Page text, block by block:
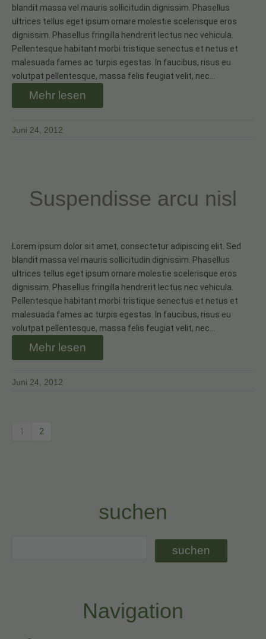
blandit massa vel mauris sollicitudin dignissim. Phasellus
ultrices tellus eget ipsum ornare molestie scelerisque eros
dignissim. Phasellus fringilla hendrerit lectus nec vehicula.
Pellentesque habitant morbi tristique senectus et netus et
malesuada fames ac turpis egestas. In faucibus, risus eu
volutpat pellentesque, massa felis feugiat velit, nec…
Mehr lesen
Juni 24, 2012
Suspendisse arcu nisl
Lorem ipsum dolor sit amet, consectetur adipiscing elit. Sed
blandit massa vel mauris sollicitudin dignissim. Phasellus
ultrices tellus eget ipsum ornare molestie scelerisque eros
dignissim. Phasellus fringilla hendrerit lectus nec vehicula.
Pellentesque habitant morbi tristique senectus et netus et
malesuada fames ac turpis egestas. In faucibus, risus eu
volutpat pellentesque, massa felis feugiat velit, nec…
Mehr lesen
Juni 24, 2012
1 2
suchen
Navigation